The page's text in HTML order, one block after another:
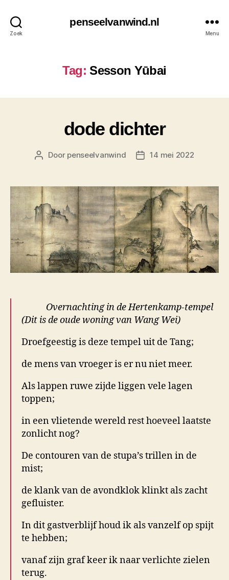
Zoek
penseelvanwind.nl
Menu
Tag: Sesson Yūbai
dode dichter
Berichtauteur
Door penseelvanwind Berichtdatum
14 mei 2022
Overnachting in de Hertenkamp-tempel
(Dit is de oude woning van Wang Wei)
Droefgeestig is deze tempel uit de Tang;
de mens van vroeger is er nu niet meer.
Als lappen ruwe zijde liggen vele lagen
toppen;
in een vlietende wereld rest hoeveel laatste
zonlicht nog?
De contouren van de stupa’s trillen in de
mist;
de klank van de avondklok klinkt als zacht
gefluister.
In dit gastverblijf houd ik als vanzelf op spijt
te hebben;
vanaf zijn graf keer ik naar verlichte zielen
terug.